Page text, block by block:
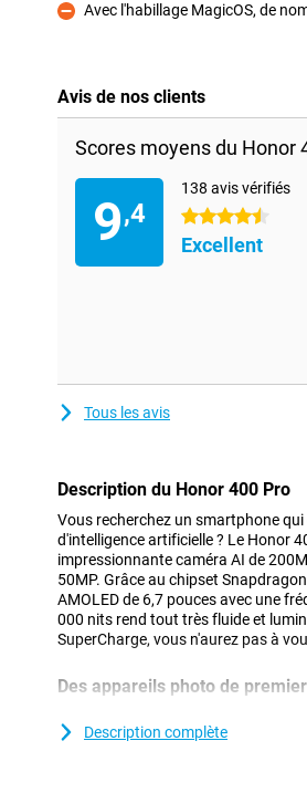
Contre
Avec l'habillage MagicOS, de
Avis de nos clients
Scores moyens du Honor
9,4
138 avis vérifiés
4.5 étoiles
Excellent
Tous les avis
Description du Honor 400 Pro
Vous recherchez un smartphone
d'intelligence artificielle ? Le Honor
impressionnante caméra AI de
50MP. Grâce au chipset
AMOLED de 6,7 pouces avec une
000 nits rend tout très fluide et
SuperCharge, vous n'aurez pas à
Des appareils photo de
photographie. L'appareil photo
Description complète